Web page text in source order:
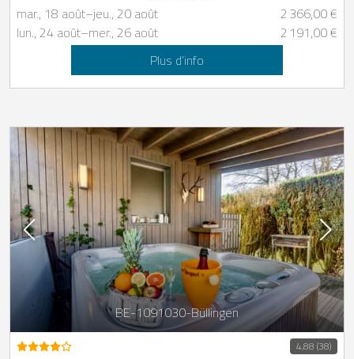
mar., 18 août–jeu., 20 août
2 366,00 €
lun., 24 août–mer., 26 août
2 191,00 €
Plus d’info
BE-1091030-Büllingen
4,88 (38)